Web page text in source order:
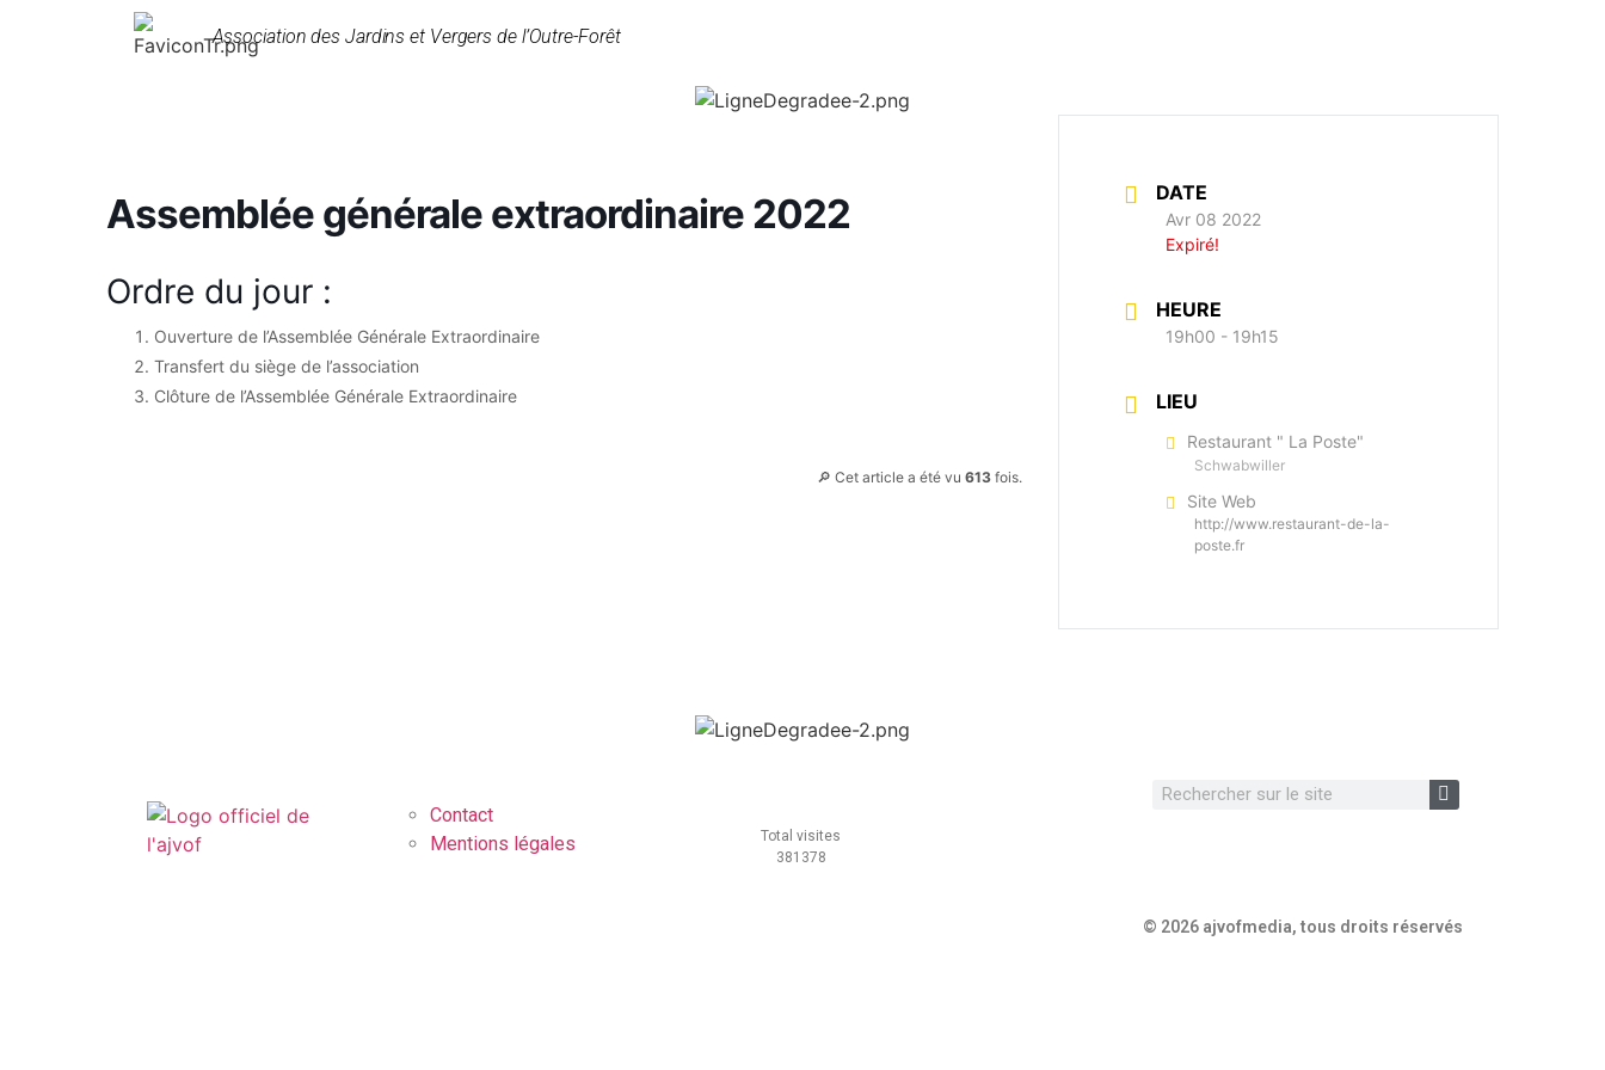
Association des Jardins et Vergers de l’Outre-Forêt
Assemblée générale extraordinaire 2022
Ordre du jour :
Ouverture de l’Assemblée Générale Extraordinaire
Transfert du siège de l’association
Clôture de l’Assemblée Générale Extraordinaire
🔎 Cet article a été vu613 fois.
DATE
Avr 08 2022
Expiré!
HEURE
19h00 - 19h15
LIEU
Restaurant " La Poste"
Schwabwiller
Site Web
http://www.restaurant-de-la-
poste.fr
Contact
Mentions légales
Total visites
381378
© 2026 ajvofmedia, tous droits réservés